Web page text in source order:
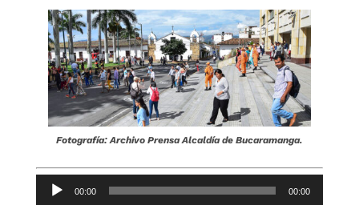
Fotografía: Archivo Prensa Alcaldía de Bucaramanga.
Reproductor
00:00 00:00